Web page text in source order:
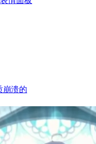
崩溃的